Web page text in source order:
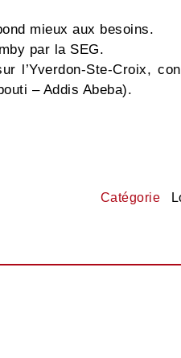
mieux aux besoins.
par la SEG.
Ste-Croix,
– Addis Abeba).
Catégorie